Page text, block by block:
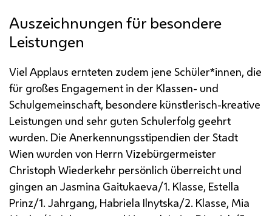
Auszeichnungen für besondere
Leistungen
Viel Applaus ernteten zudem jene Schüler*innen, die
für großes Engagement in der Klassen- und
Schulgemeinschaft, besondere künstlerisch-kreative
Leistungen und sehr guten Schulerfolg geehrt
wurden. Die Anerkennungsstipendien der Stadt
Wien wurden von Herrn Vizebürgermeister
Christoph Wiederkehr persönlich überreicht und
gingen an Jasmina Gaitukaeva/1. Klasse, Estella
Prinz/1. Jahrgang, Habriela Ilnytska/2. Klasse, Mia